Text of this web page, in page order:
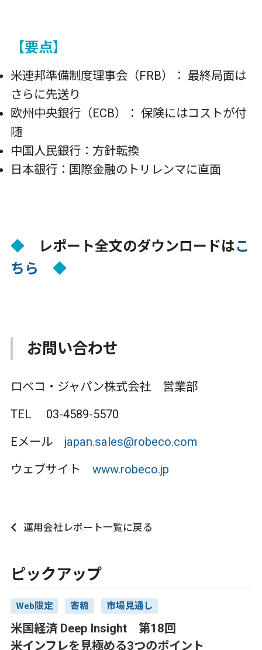
【要点】
米連邦準備制度理事会（FRB）： 最終局面は
さらに先送り
欧州中央銀行（ECB）： 保険にはコストが付
随
中国人民銀行：方針転換
日本銀行：国際金融のトリレンマに直面
◆レポート全文のダウンロードはこ
ちら
◆
お問い合わせ
ロベコ・ジャパン株式会社 営業部
TEL 03-4589-5570
Eメール japan.sales@robeco.com
ウェブサイト www.robeco.jp
運用会社レポート一覧に戻る
ピックアップ
Web限定 寄稿 市場見通し
米国経済 Deep Insight 第18回
米インフレを見極める3つのポイント